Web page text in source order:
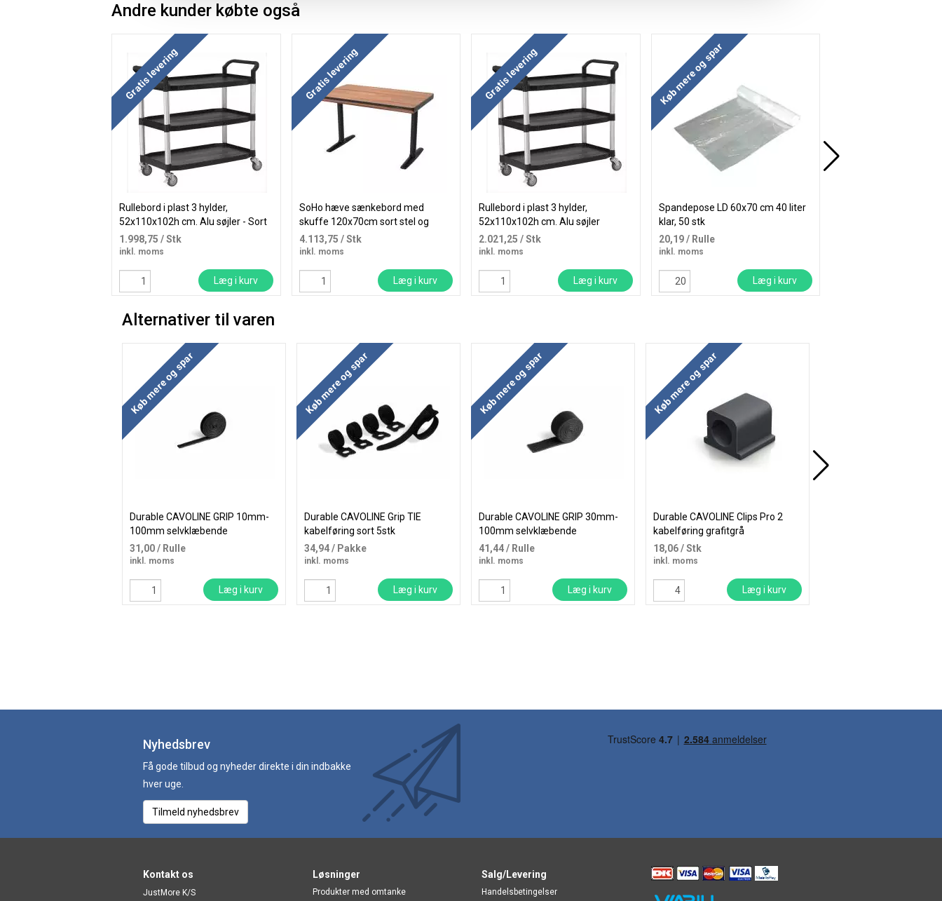
Andre kunder købte også
Gratis levering
Rullebord i plast 3 hylder,
52x110x102h cm. Alu søjler - Sort
1.998,75 / Stk
inkl. moms
Læg i kurv
Køb mere og spar
Gratis levering
SoHo hæve sænkebord med
skuffe 120x70cm sort stel og
valnød
4.113,75 / Stk
inkl. moms
Læg i kurv
Gratis levering
Rullebord i plast 3 hylder,
52x110x102h cm. Alu søjler
2.021,25 / Stk
inkl. moms
Læg i kurv
Køb mere og spar
Spandepose LD 60x70 cm 40 liter
klar, 50 stk
20,19/ Rulle
inkl. moms
Læg i kurv
Alternativer til varen
Køb mere og spar
Durable CAVOLINE GRIP 10mm-
100mm selvklæbende
kabelholder sort
31,00/ Rulle
inkl. moms
Læg i kurv
Køb mere og spar
Durable CAVOLINE Grip TIE
kabelføring sort 5stk
34,94/ Pakke
inkl. moms
Læg i kurv
Køb mere og spar
Durable CAVOLINE GRIP 30mm-
100mm selvklæbende
kabelholder sort
41,44/ Rulle
inkl. moms
Læg i kurv
Køb mere og spar
Durable CAVOLINE Clips Pro 2
kabelføring grafitgrå
18,06/ Stk
inkl. moms
Læg i kurv
Nyhedsbrev
Få gode tilbud og nyheder direkte i din indbakke
hver uge.
Tilmeld nyhedsbrev
Kontakt os
JustMore K/S
Løsninger
Produkter med omtanke
Salg/Levering
Handelsbetingelser